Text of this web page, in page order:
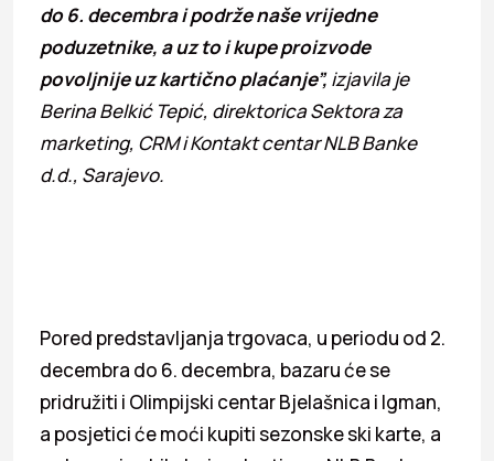
do 6. decembra i podrže naše vrijedne
poduzetnike, a uz to i kupe proizvode
povoljnije uz kartično plaćanje”,izjavila je
Berina Belkić Tepić, direktorica Sektora za
marketing, CRM i Kontakt centar NLB Banke
d.d., Sarajevo.
Pored predstavljanja trgovaca, u periodu od 2.
decembra do 6. decembra, bazaru će se
pridružiti i Olimpijski centar Bjelašnica i Igman,
a posjetici će moći kupiti sezonske ski karte, a